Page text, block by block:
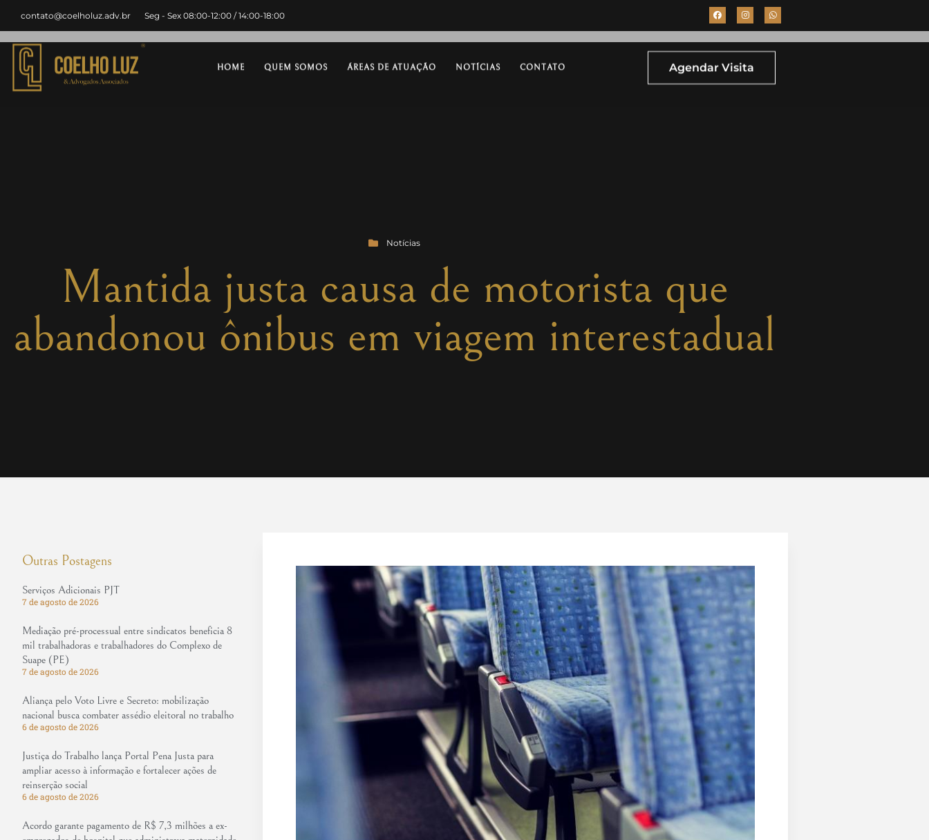
contato@coelholuz.adv.br Seg - Sex 08:00-12:00 / 14:00-18:00
HOME QUEM SOMOS ÁREAS DE ATUAÇÃO NOTÍCIAS CONTATO Agendar Visita
Notícias
Mantida justa causa de motorista que
abandonou ônibus em viagem interestadual
Outras Postagens
Serviços Adicionais PJT
7 de agosto de 2026
Mediação pré-processual entre sindicatos beneficia 8
mil trabalhadoras e trabalhadores do Complexo de
Suape (PE)
7 de agosto de 2026
Aliança pelo Voto Livre e Secreto: mobilização
nacional busca combater assédio eleitoral no trabalho
6 de agosto de 2026
Justiça do Trabalho lança Portal Pena Justa para
ampliar acesso à informação e fortalecer ações de
reinserção social
6 de agosto de 2026
Acordo garante pagamento de R$ 7,3 milhões a ex-